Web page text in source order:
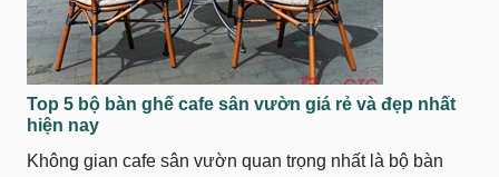
Top 5 bộ bàn ghế cafe sân vườn giá rẻ và đẹp nhất
hiện nay
Không gian cafe sân vườn quan trọng nhất là bộ bàn